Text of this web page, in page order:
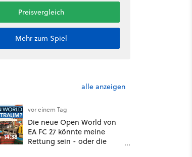
Preisvergleich
Mehr zum Spiel
alle anzeigen
14:38
vor einem Tag
Die neue Open World von
EA FC 27 könnte meine
Rettung sein - oder die